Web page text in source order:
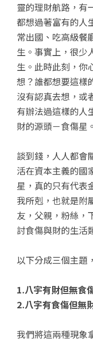
心靈成長
人氣最高
站長精選
臉書生活
好書推廌
團隊訓練營
八字視頻
陽宅視頻
線上直播
自我挑戰
八字初階班1
八字初階班2
八字進階班
八字中階班
八字高階班
五人實戰班
五行計算高階班
團隊訓練營
命理商城
八字完整班
《十神高階實
科學八字推理
八字批命
小兒命名
我的著作
科學八字推理1
科學八字推理2
科學八字推理3
科學八字輕鬆學
輕鬆學會科學八
與我預約
批命預約
上課預約
常見問題
FB粉絲頁
登錄/註冊
搜索
繁體中文
繁體中文
0938617837
五行八字線
靈的理財航路，有
都想過著富有的人
常出國、吃高級餐
生。事實上，很少
生。此時此刻，你
想？誰都想要這樣
沒有認真去想，或
有辦法過這樣的人
財的源頭－食傷星。
談到錢，人人都會
活在資本主義的國
星，真的只有代表
我所剋，也就是附
友，父親，粉絲，
討食傷與財的生活
以下分成三個主題
1.八宇有財但無食
2.八字有食傷但無
我們將這兩種現象
Podcast聽書
八字線上批命
小兒命名